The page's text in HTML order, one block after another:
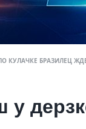
КУЛАЧКЕ БРАЗИЛЕЦ